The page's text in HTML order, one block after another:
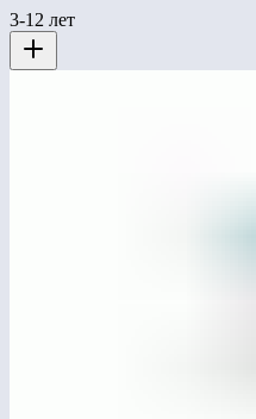
3-12 лет